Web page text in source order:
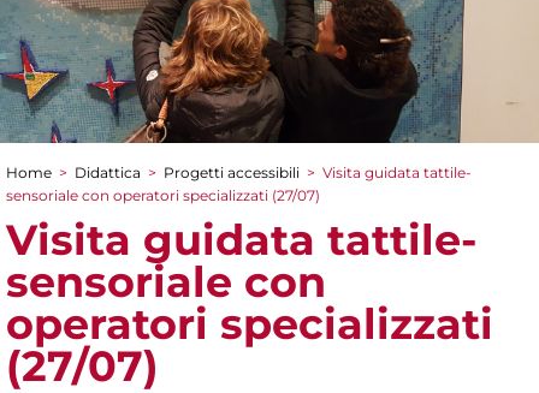
Tu sei qui
Home > Didattica > Progetti accessibili > Visita guidata tattile-
sensoriale con operatori specializzati (27/07)
Visita guidata tattile-
sensoriale con
operatori specializzati
(27/07)